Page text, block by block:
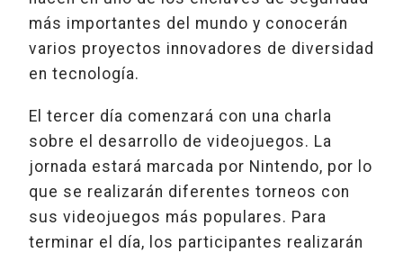
más importantes del mundo y conocerán
varios proyectos innovadores de diversidad
en tecnología.
El tercer día comenzará con una charla
sobre el desarrollo de videojuegos. La
jornada estará marcada por Nintendo, por lo
que se realizarán diferentes torneos con
sus videojuegos más populares. Para
terminar el día, los participantes realizarán